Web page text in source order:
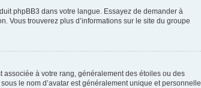
phpBB3 dans votre langue. Essayez de demander à
Vous trouverez plus d’informations sur le site du groupe
associée à votre rang, généralement des étoiles ou des
le nom d’avatar est généralement unique et personnelle